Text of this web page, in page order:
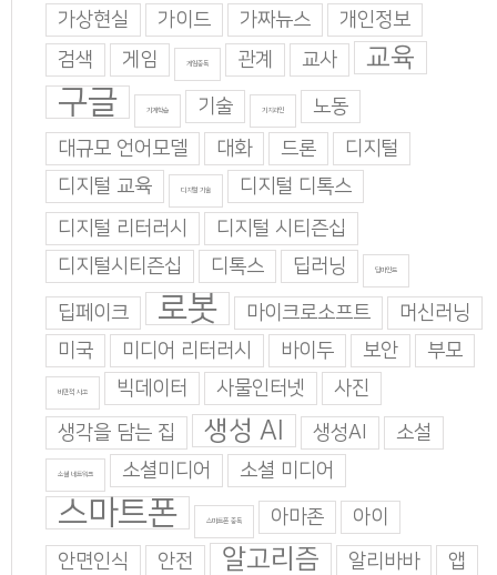
가상현실 가이드 가짜뉴스
개인정보
검색
게임 게임중독 관계 교사 교육
구글 기계학습 기술 기지과인
노동
대규모 언어모델
대화 드론
디지털
디지털 교육
디지털 기술
디지털 디톡스
디지털 리터러시
디지털 시티즌십
디지털시티즌십
디톡스 딥러닝 딥마인드
딥페이크 로봇 마이크로소프트
머신러닝
미국
미디어 리터러시 바이두 보안 부모
비판적 사고 빅데이터 사물인터넷
사진
생각을 담는 집
생성 AI 생성AI 소설
소셜 네트워크 소셜미디어 소셜 미디어
스마트폰 스마트폰 중독 아마존
아이
안면인식
안전 알고리즘 알리바바
앱